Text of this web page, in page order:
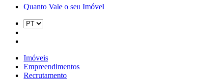
Quanto Vale o seu Imóvel
Imóveis
Empreendimentos
Recrutamento